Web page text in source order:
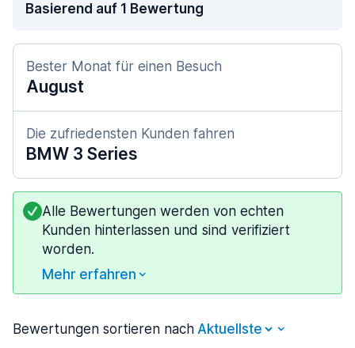
Basierend auf 1 Bewertung
Bester Monat für einen Besuch
August
Die zufriedensten Kunden fahren
BMW 3 Series
Alle Bewertungen werden von echten
Kunden hinterlassen und sind verifiziert
worden.
Mehr erfahren
Bewertungen sortieren nach